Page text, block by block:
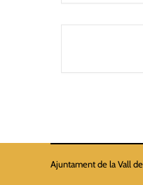
Ajuntament de la Vall